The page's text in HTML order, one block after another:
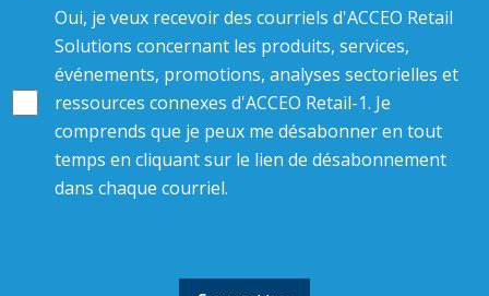
Oui, je veux recevoir des courriels d'ACCEO Retail
Solutions concernant les produits, services,
événements, promotions, analyses sectorielles et
ressources connexes d'ACCEO Retail-1. Je
comprends que je peux me désabonner en tout
temps en cliquant sur le lien de désabonnement
dans chaque courriel.